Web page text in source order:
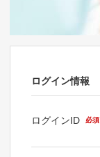
ログイン情報
ログインID 必須